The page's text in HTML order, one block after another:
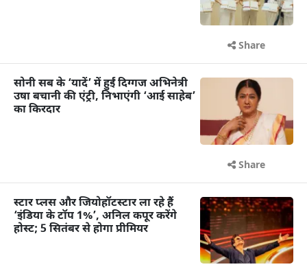
Share
सोनी सब के ‘यादें’ में हुईं दिग्गज अभिनेत्री
उषा बचानी की एंट्री, निभाएंगी ‘आई साहेब’
का किरदार
Share
स्टार प्लस और जियोहॉटस्टार ला रहे हैं
‘इंडिया के टॉप 1%’, अनिल कपूर करेंगे
होस्ट; 5 सितंबर से होगा प्रीमियर